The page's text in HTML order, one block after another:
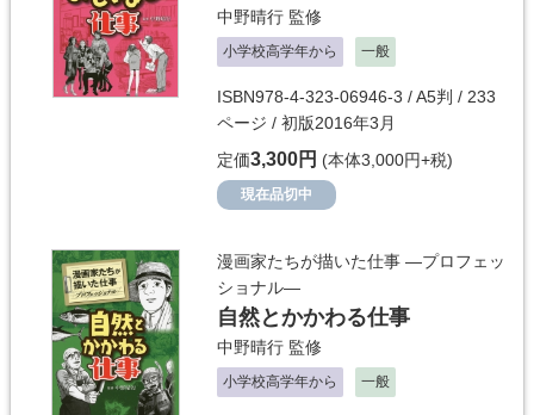
中野晴行 監修
小学校高学年から 一般
ISBN978-4-323-06946-3 / A5判 / 233
ページ / 初版2016年3月
定価3,300円 (本体3,000円+税)
現在品切中
漫画家たちが描いた仕事 ―プロフェッ
ショナル―
自然とかかわる仕事
中野晴行 監修
小学校高学年から 一般